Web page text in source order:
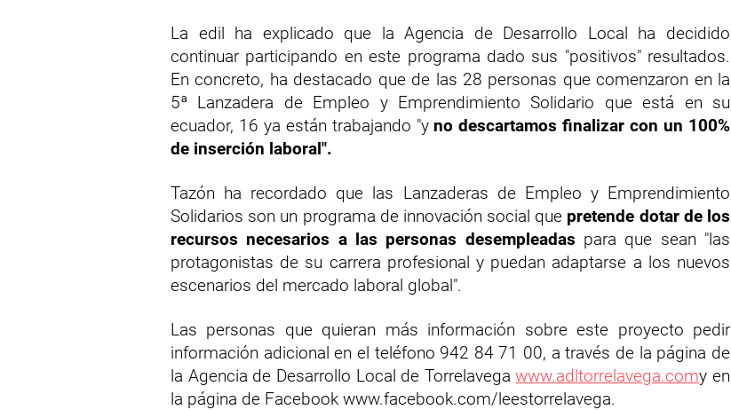
La edil ha explicado que la Agencia de Desarrollo Local ha decidido
continuar participando en este programa dado sus "positivos" resultados.
En concreto, ha destacado que de las 28 personas que comenzaron en la
5ª Lanzadera de Empleo y Emprendimiento Solidario que está en su
ecuador, 16 ya están trabajando "y no descartamos finalizar con un 100%
de inserción laboral".
Tazón ha recordado que las Lanzaderas de Empleo y Emprendimiento
Solidarios son un programa de innovación social que pretende dotar de los
recursos necesarios a las personas desempleadas para que sean "las
protagonistas de su carrera profesional y puedan adaptarse a los nuevos
escenarios del mercado laboral global".
Las personas que quieran más información sobre este proyecto pedir
información adicional en el teléfono 942 84 71 00, a través de la página de
la Agencia de Desarrollo Local de Torrelavegawww.adltorrelavega.comy en
la página de Facebook www.facebook.com/leestorrelavega.